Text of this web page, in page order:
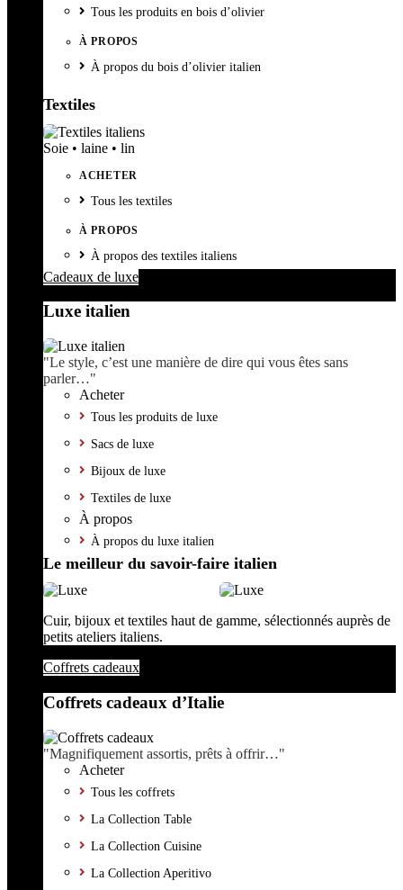
Tous les produits en bois d’olivier
À PROPOS
À propos du bois d’olivier italien
Textiles
Soie • laine • lin
ACHETER
Tous les textiles
À PROPOS
À propos des textiles italiens
Cadeaux de luxe
Luxe italien
"Le style, c’est une manière de dire qui vous êtes sans
parler…"
Acheter
Tous les produits de luxe
Sacs de luxe
Bijoux de luxe
Textiles de luxe
À propos
À propos du luxe italien
Le meilleur du savoir-faire italien
Cuir, bijoux et textiles haut de gamme, sélectionnés auprès de
petits ateliers italiens.
Coffrets cadeaux
Coffrets cadeaux d’Italie
"Magnifiquement assortis, prêts à offrir…"
Acheter
Tous les coffrets
La Collection Table
La Collection Cuisine
La Collection Aperitivo